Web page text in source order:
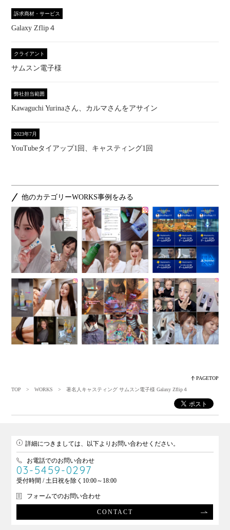
訴求商材・サービス
Galaxy Zflip４
クライアント
サムスン電子様
弊社担当範囲
Kawaguchi Yurinaさん、カルマさんをアサイン
2023年7月
YouTubeタイアップ1回、キャスティング1回
他のカテゴリーWORKS事例をみる
PAGETOP
TOP
>WORKS > 著名人キャスティング サムスン電子様 Galaxy Zflip４
詳細につきましては、以下よりお問い合わせください。
お電話でのお問い合わせ
03-5459-0297
受付時間 / 土日祝を除く10:00～18:00
フォームでのお問い合わせ
CONTACT